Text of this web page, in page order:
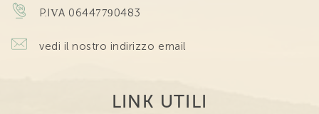
P.IVA 06447790483
vedi il nostro indirizzo email
LINK UTILI